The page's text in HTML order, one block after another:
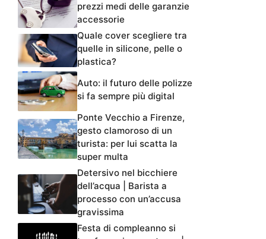
prezzi medi delle garanzie
accessorie
Quale cover scegliere tra
quelle in silicone, pelle o
plastica?
Auto: il futuro delle polizze
si fa sempre più digital
Ponte Vecchio a Firenze,
gesto clamoroso di un
turista: per lui scatta la
super multa
Detersivo nel bicchiere
dell’acqua | Barista a
processo con un’accusa
gravissima
Festa di compleanno si